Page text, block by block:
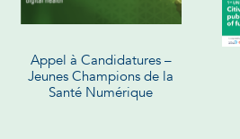
Appel à Candidatures –
Jeunes Champions de la
Santé Numérique